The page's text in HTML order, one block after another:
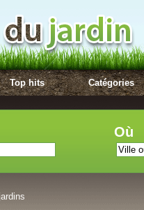
Top hits Catégories
Où